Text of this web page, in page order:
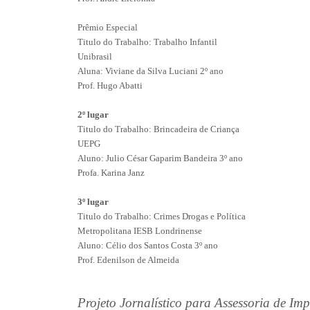
Prêmio Especial
Titulo do Trabalho: Trabalho Infantil
Unibrasil
Aluna: Viviane da Silva Luciani 2º ano
Prof. Hugo Abatti
2º lugar
Titulo do Trabalho: Brincadeira de Criança
UEPG
Aluno: Julio César Gaparim Bandeira 3º ano
Profa. Karina Janz
3º lugar
Titulo do Trabalho: Crimes Drogas e Política
Metropolitana IESB Londrinense
Aluno: Célio dos Santos Costa 3º ano
Prof. Edenilson de Almeida
Projeto Jornalístico para Assessoria de